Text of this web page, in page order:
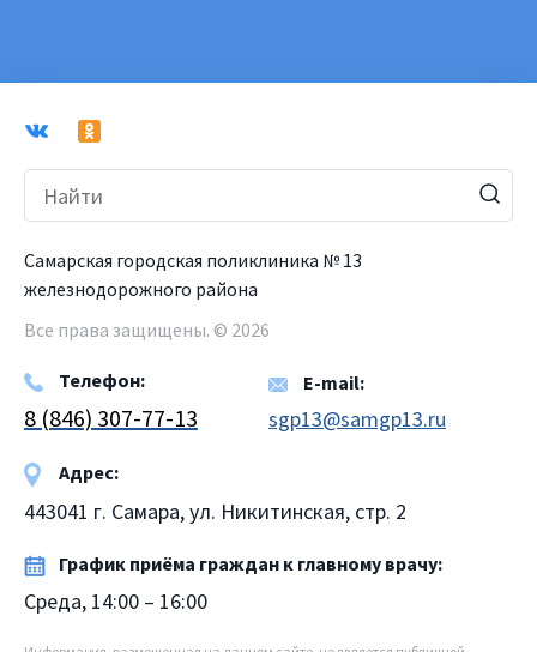
Самарская городская поликлиника № 13
железнодорожного района
Все права защищены. © 2026
Телефон:
8 (846) 307-77-13
E-mail:
sgp13@samgp13.ru
Адрес:
443041 г. Самара, ул. Никитинская, стр. 2
График приёма граждан к главному врачу:
Среда, 14:00 – 16:00